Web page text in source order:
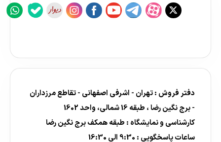
دفتر فروش : تهران - اشرفی اصفهانی - تقاطع مرزداران
- برج نگین رضا ، طبقه 16 شمالی، واحد 1602
کارشناسی و نمایشگاه : طبقه همکف برج نگین رضا
ساعات پاسخگویی : 9:30 الی 16:30